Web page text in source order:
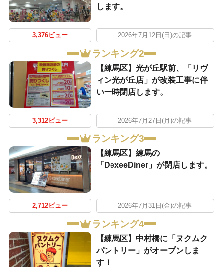
します。
3,376ビュー 2026年7月12日(日)の記事
ランキング2
【練馬区】光が丘駅前、「リヴ
ィン光が丘店」が改装工事に伴
い一時閉店します。
3,312ビュー 2026年7月27日(月)の記事
ランキング3
【練馬区】練馬の
「DexeeDiner」が閉店します。
2,712ビュー 2026年7月31日(金)の記事
ランキング4
【練馬区】中村橋に「ヌクムク
パントリー」がオープンしま
す！